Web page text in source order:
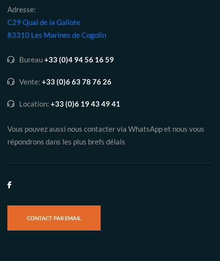
Adresse:
C29 Quai de la Galiote
83310 Les Marines de Cogolin
Bureau+33 (0)4 94 56 16 59
Vente: +33 (0)6 63 78 76 26
Location: +33 (0)6 19 43 49 41
Vous pouvez aussi nous contacter via WhatsApp et nous vous
répondrons dans les plus brefs délais
CONTACT PAR EMAIL